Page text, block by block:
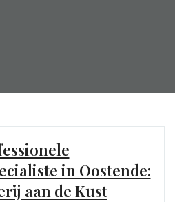
in Oostende:
aan de Kust